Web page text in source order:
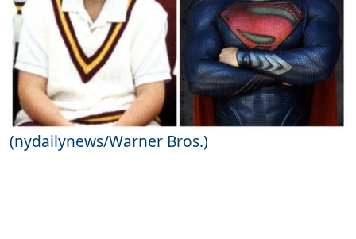
(nydailynews/Warner Bros.)